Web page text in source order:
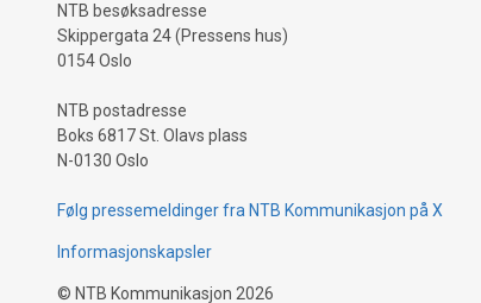
NTB besøksadresse
Skippergata 24 (Pressens hus)
0154 Oslo
NTB postadresse
Boks 6817 St. Olavs plass
N-0130 Oslo
Følg pressemeldinger fra NTB Kommunikasjon på X
Informasjonskapsler
© NTB Kommunikasjon 2026